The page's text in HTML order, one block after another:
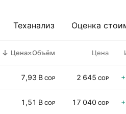
Теханализ Оценка
Цена×Объём Цена
7,93 B COP 2 645 COP
1,51 B COP 17 040 COP